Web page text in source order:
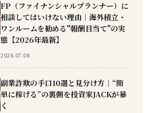
FP（ファイナンシャルプランナー）に
相談してはいけない理由｜海外積立・
ワンルームを勧める"報酬目当て"の実
態【2026年最新】
2026.07.08
副業詐欺の手口10選と見分け方｜“簡
単に稼げる”の裏側を投資家JACKが暴
く